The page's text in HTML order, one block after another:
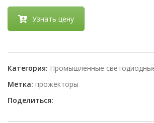
Узнать цену
Категория: Промышленные
Метка: прожекторы
Поделиться: